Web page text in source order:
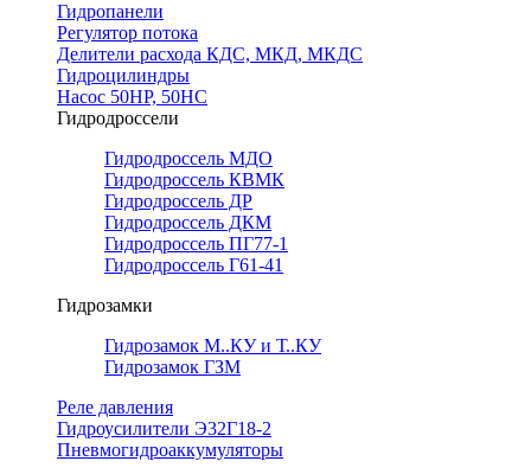
Гидропанели
Регулятор потока
Делители расхода КДС, МКД, МКДС
Гидроцилиндры
Насос 50НР, 50НС
Гидродроссели
Гидродроссель МДО
Гидродроссель КВМК
Гидродроссель ДР
Гидродроссель ДКМ
Гидродроссель ПГ77-1
Гидродроссель Г61-41
Гидрозамки
Гидрозамок М..КУ и Т..КУ
Гидрозамок ГЗМ
Реле давления
Гидроусилители Э32Г18-2
Пневмогидроаккумуляторы